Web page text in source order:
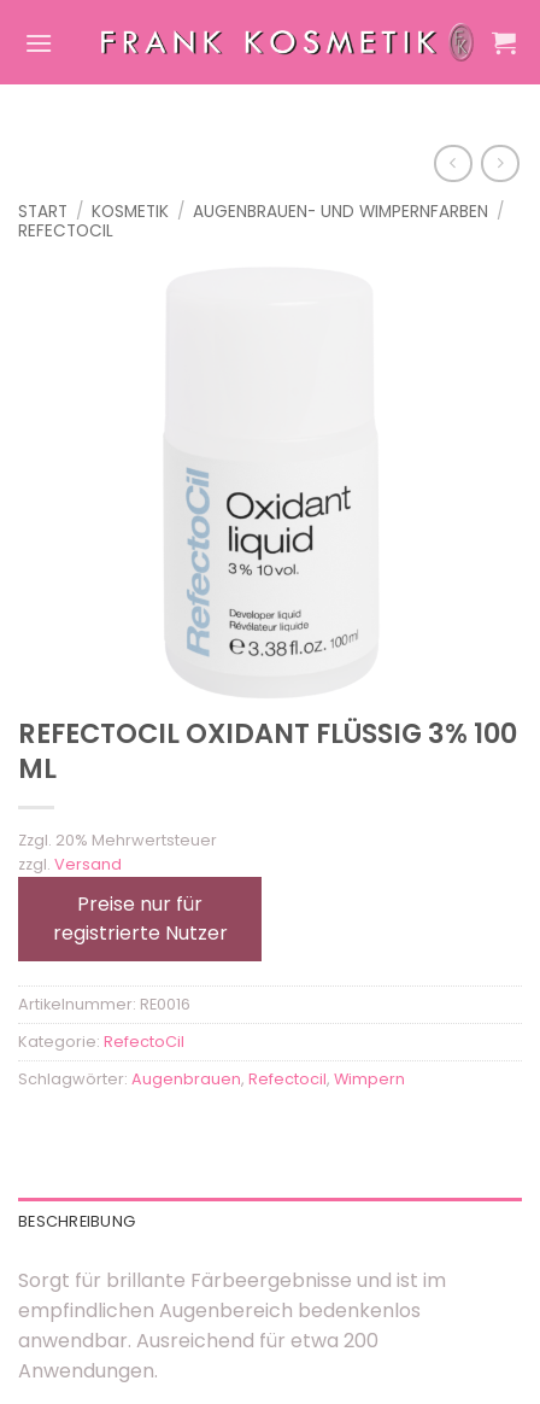
Inhalt
START / KOSMETIK / AUGENBRAUEN- UND WIMPERNFARBEN /
REFECTOCIL
REFECTOCIL OXIDANT FLÜSSIG 3% 100
ML
Zzgl. 20% Mehrwertsteuer
zzgl. Versand
Preise nur für
registrierte Nutzer
Artikelnummer: RE0016
Kategorie: RefectoCil
Schlagwörter: Augenbrauen, Refectocil, Wimpern
BESCHREIBUNG
Sorgt für brillante Färbeergebnisse und ist im
empfindlichen Augenbereich bedenkenlos
anwendbar. Ausreichend für etwa 200
Anwendungen.